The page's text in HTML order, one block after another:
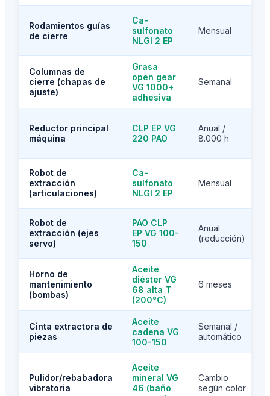
Rodamientos guías
de cierre
Ca-
sulfonato
NLGI 2 EP
Mensual
Columnas de
cierre (chapas de
ajuste)
Grasa
open gear
VG 1000+
adhesiva
Semanal
Reductor principal
máquina
CLP EP VG
220 PAO
Anual /
8.000 h
Robot de
extracción
(articulaciones)
Ca-
sulfonato
NLGI 2 EP
Mensual
Robot de
extracción (ejes
servo)
PAO CLP
EP VG 100-
150
Anual
(reducción)
Horno de
mantenimiento
(bombas)
Aceite
diéster VG
68 alta T
(200°C)
6 meses
Cinta extractora de
piezas
Aceite
cadena VG
100-150
Semanal /
automático
Pulidor/rebabadora
vibratoria
Aceite
mineral VG
46 (baño
Cambio
según color